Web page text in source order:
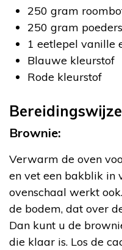
250 gram
250 gram
1 eetlepel vanille
Blauwe kleurstof
Rode kleurstof
Brownie:
Verwarm de oven
en vet een bakblik in
ovenschaal werkt
de bodem, dat over
Dan kunt u de
die klaar is. Los de